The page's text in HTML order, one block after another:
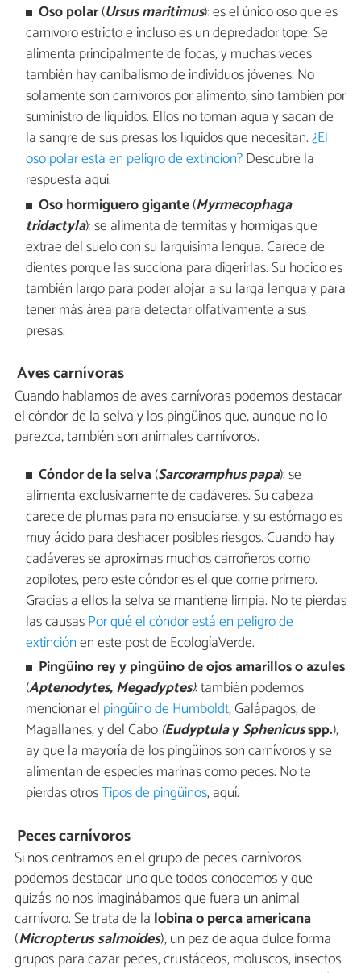
Oso polar(Ursus maritimus): es el único oso que es
carnívoro estricto e incluso es un depredador tope. Se
alimenta principalmente de focas, y muchas veces
también hay canibalismo de individuos jóvenes. No
solamente son carnívoros por alimento, sino también por
suministro de líquidos. Ellos no toman agua y sacan de
la sangre de sus presas los líquidos que necesitan.¿El
oso polar está en peligro de extinción?Descubre la
respuesta aquí.
Oso hormiguero gigante(Myrmecophaga
tridactyla): se alimenta de termitas y hormigas que
extrae del suelo con su larguísima lengua. Carece de
dientes porque las succiona para digerirlas. Su hocico es
también largo para poder alojar a su larga lengua y para
tener más área para detectar olfativamente a sus
presas.
Aves carnívoras
Cuando hablamos de aves carnívoras podemos destacar
el cóndor de la selva y los pingüinos que, aunque no lo
parezca, también son animales carnívoros.
Cóndor de la selva (Sarcoramphus papa): se
alimenta exclusivamente de cadáveres. Su cabeza
carece de plumas para no ensuciarse, y su estómago es
muy ácido para deshacer posibles riesgos. Cuando hay
cadáveres se aproximas muchos carroñeros como
zopilotes, pero este cóndor es el que come primero.
Gracias a ellos la selva se mantiene limpia. No te pierdas
las causasPor qué el cóndor está en peligro de
extinciónen este post de EcologíaVerde.
Pingüino rey y pingüino de ojos amarillos o azules
(Aptenodytes, Megadyptes): también podemos
mencionar el pingüino de Humboldt, Galápagos, de
Magallanes, y del Cabo (EudyptulaySphenicusspp.),
ay que la mayoría de los pingüinos son carnívoros y se
alimentan de especies marinas como peces. No te
pierdas otrosTipos de pingüinos, aquí.
Peces carnívoros
Si nos centramos en el grupo de peces carnívoros
podemos destacar uno que todos conocemos y que
quizás no nos imaginábamos que fuera un animal
carnívoro. Se trata de la lobina o perca americana
(Micropterussalmoides), un pez de agua dulce forma
grupos para cazar peces, crustáceos, moluscos, insectos